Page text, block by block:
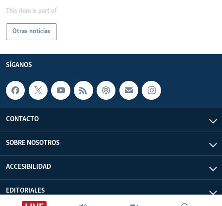
This item is part of
Otras noticias
SÍGANOS
CONTACTO
SOBRE NOSOTROS
ACCESIBILIDAD
EDITORIALES